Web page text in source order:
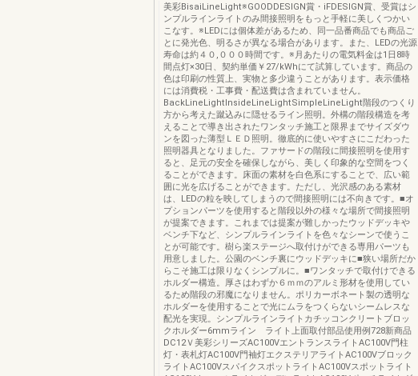
美彩BisaiLineLight※GOODDESIGN賞・iFDESIGN賞、受賞はシ
ンプルラインライトのみ間接照明をもっと手軽に美しくつかい
こなす。※LEDには個体差があるため、同一品番商品でも商品ご
とに発光色、明るさが異なる場合があります。また、LEDの光源
寿命は約４０,０００時間です。※月あたりの電気料金は1日8時
間点灯×30日、契約単価￥27/kWhにて試算しています。商品の
色は印刷の性質上、実物と多少違うことがあります。表示価格
には消費税・工事費・配送費は含まれていません。
BackLineLightInsideLineLightSimpleLineLight階段のつくり
方から考えた蹴込みに隠せるライン照明。外構の階段構造を考
えることで導き出されたワンタッチ施工と限界までサイズダウ
ンを図った薄型ＬＥＤ照明。徹底的に使いやすさにこだわった
照明器具となりました。ファサードの階段に間接照明を使用す
ると、足元の安全を確保しながら、美しく印象的な空間をつく
ることができます。床面の素材を白色系にすることで、広い範
囲に光を広げることができます。ただし、光沢感のある素材
は、LEDの粒を映してしまうので間接照明には不向きです。■オ
プションパーツを使用すると階段以外の様々な場所で間接照明
が提案できます。これまでは提案が難しかったウッドデッキや
ベンチ下など、シンプルラインライトを色々なシーンで使うこ
とが可能です。樹ら楽ステージへ取付けができる専用パーツも
用意しました。公園のベンチ裏にウッドデッキに■狭い場所だか
らこそ施工は限りなくシンプルに。■ワンタッチで取付けできる
ホルダー構造。厚さはわずか６ｍｍのアルミ形材を使用してい
るため階段の邪魔になりません。ポリカーボネート製の透明な
ホルダーを使用することで光にムラをつくらないシームレスな
配光を実現。シンプルラインライトカチッコンクリートブロッ
クホルダー6mmライン ライト上面取付部品使用例728新商品
DC12Ｖ美彩シリーズAC100VエントランスライトAC100V門柱
灯・表札灯AC100V門袖灯エクステリアライトAC100Vブロック
ライトAC100VスパイクスポットライトAC100Vスポットライト